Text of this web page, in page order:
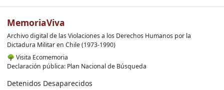
MemoriaViva
Archivo digital de las Violaciones a los Derechos Humanos por la
Dictadura Militar en Chile (1973-1990)
🌳 Visita Ecomemoria
Declaración pública: Plan Nacional de Búsqueda
Detenidos Desaparecidos